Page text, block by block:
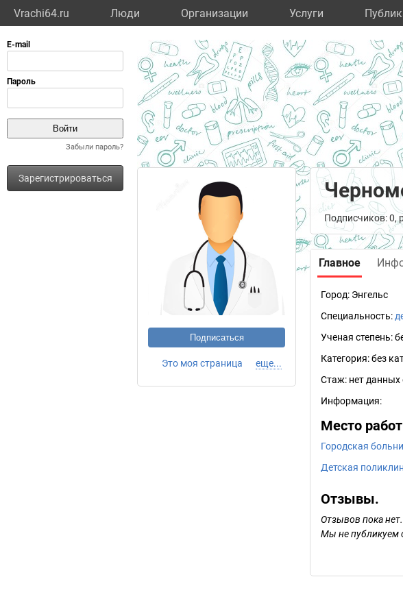
Vrachi64.ru Люди Организации Услуги
Забыли пароль?
Зарегистрироваться
Подписаться
Это моя страница еще...
Подписчиков: 0,
Главное
Город: Энгельс
Специальность:
Ученая степень:
Категория:без
Стаж: нет данных
Информация:
Место
Городская
Детская
Отзывы.
Отзывов пока нет.
Мы не публикуем